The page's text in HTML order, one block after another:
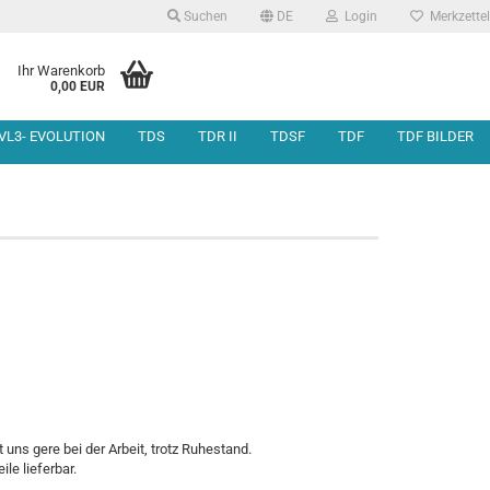
Suchen DE Login Merkzettel
Ihr Warenkorb
0,00 EUR
und
EVOLUTION TDS TDR II TDSF TDF TDF BILDER
gere bei der Arbeit, trotz Ruhestand.
lieferbar.